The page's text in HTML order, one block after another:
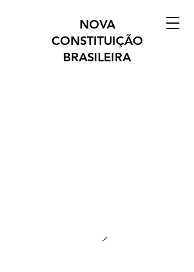
NOVA
CONSTITUIÇÃO
BRASILEIRA